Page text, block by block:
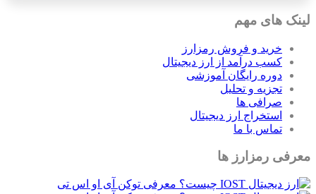
لینک های مهم
خرید و فروش رمزارز
کسب درآمد از ارز دیجیتال
دوره رایگان آموزشی
تجزیه و تحلیل
صرافی ها
استخراج ارز دیجیتال
تماس با ما
معرفی رمزارز ها